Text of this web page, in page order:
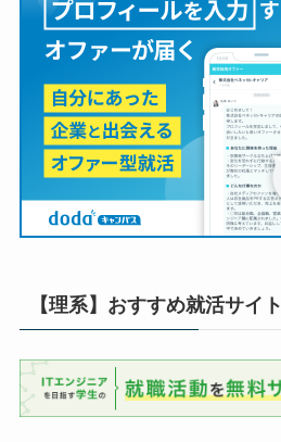
【理系】おすすめ就活サイト